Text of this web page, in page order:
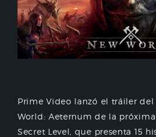
Prime Video lanzó el tráiler
World: Aeternum de la
Secret Level, que presenta 15